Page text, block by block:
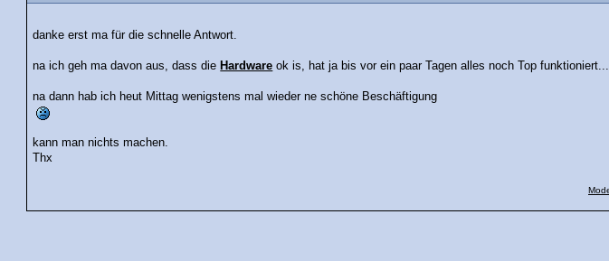
danke erst ma für die schnelle Antwort.
na ich geh ma davon aus, dass die Hardware ok is, hat ja bis vor ein paar Tagen alles noch Top funktioniert...
na dann hab ich heut Mittag wenigstens mal wieder ne schöne Beschäftigung
kann man nichts machen.
Thx